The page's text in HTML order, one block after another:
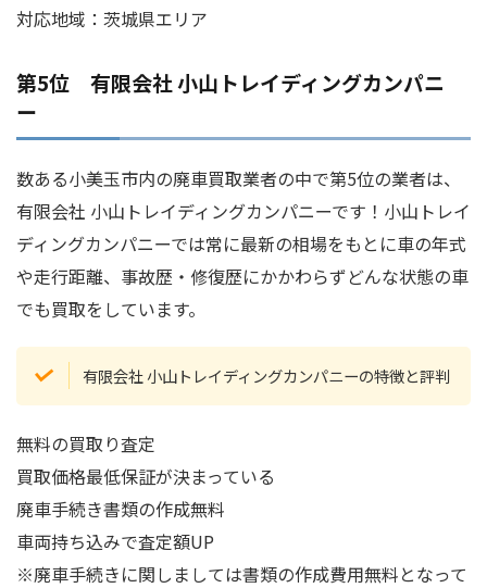
対応地域：茨城県エリア
第5位 有限会社 小山トレイディングカンパニ
ー
数ある小美玉市内の廃車買取業者の中で第5位の業者は、
有限会社 小山トレイディングカンパニーです！小山トレイ
ディングカンパニーでは常に最新の相場をもとに車の年式
や走行距離、事故歴・修復歴にかかわらずどんな状態の車
でも買取をしています。
有限会社 小山トレイディングカンパニーの特徴と評判
無料の買取り査定
買取価格最低保証が決まっている
廃車手続き書類の作成無料
車両持ち込みで査定額UP
※廃車手続きに関しましては書類の作成費用無料となって